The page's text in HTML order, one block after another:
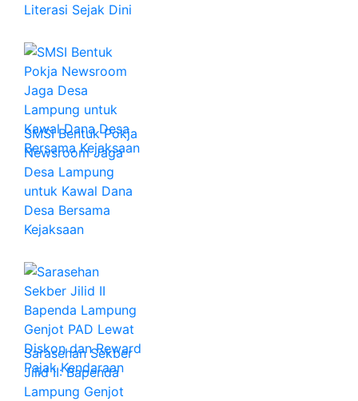
Literasi Sejak Dini
SMSI Bentuk Pokja
Newsroom Jaga
Desa Lampung
untuk Kawal Dana
Desa Bersama
Kejaksaan
Sarasehan Sekber
Jilid II: Bapenda
Lampung Genjot